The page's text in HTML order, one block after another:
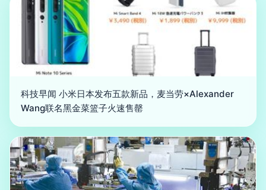
科技早闻 小米日本发布五款新品，麦当劳×Alexander
Wang联名黑金菜篮子火速售罄